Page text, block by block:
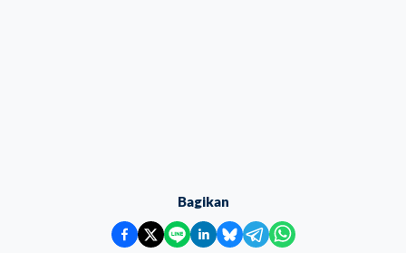
Bagikan